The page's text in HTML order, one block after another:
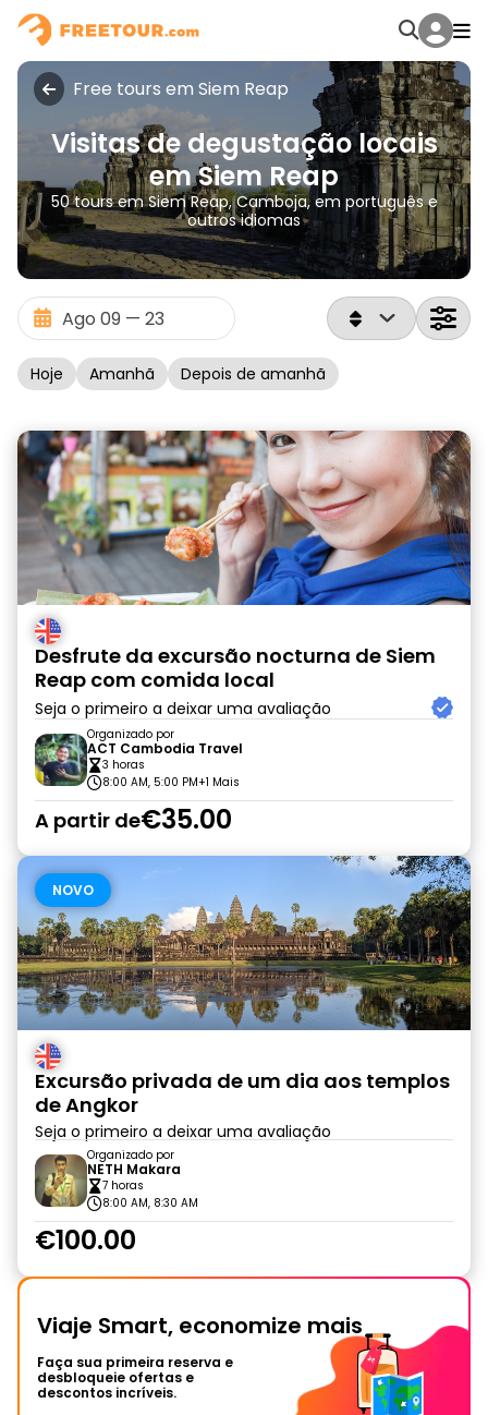
Free tours em Siem Reap
Visitas de degustação locais
em Siem Reap
50 tours em Siem Reap, Camboja, em português e
outros idiomas
Hoje Amanhã Depois de amanhã
Desfrute da excursão nocturna de Siem
Reap com comida local
Seja o primeiro a deixar uma avaliação
Organizado por
ACT Cambodia Travel
3 horas
8:00 AM, 5:00 PM+1 Mais
A partir de€35.00
NOVO
Excursão privada de um dia aos templos
de Angkor
Seja o primeiro a deixar uma avaliação
Organizado por
NETH Makara
7 horas
8:00 AM, 8:30 AM
€100.00
Viaje Smart, economize mais
Faça sua primeira reserva e
desbloqueie ofertas e
descontos incríveis.